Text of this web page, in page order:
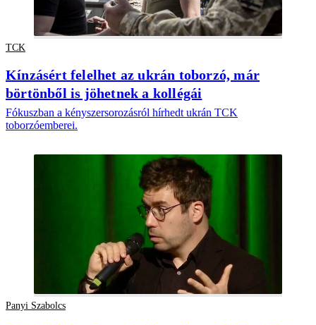
TCK
Kínzásért felelhet az ukrán toborzó, már
börtönből is jöhetnek a kollégái
Fókuszban a kényszersorozásról hírhedt ukrán TCK
toborzóemberei.
Panyi Szabolcs